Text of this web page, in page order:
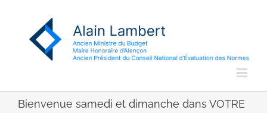
Bienvenue samedi et dimanche dans VOTRE